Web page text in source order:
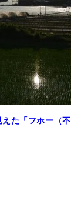
えた「フホー（不